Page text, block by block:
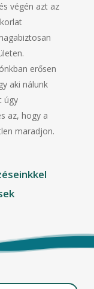
végén azt az
erősen
aki nálunk
úgy
az, hogy a
maradjon.